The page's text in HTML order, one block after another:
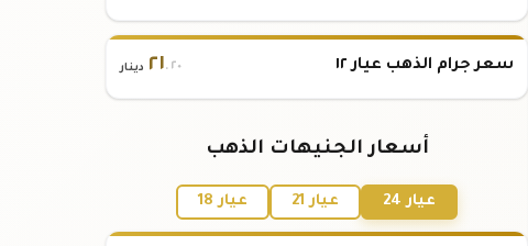
سعر جرام الذهب عيار ١٢ ٢١.٢٠ دينار
أسعار الجنيهات الذهب
عيار 24 عيار 21 عيار 18